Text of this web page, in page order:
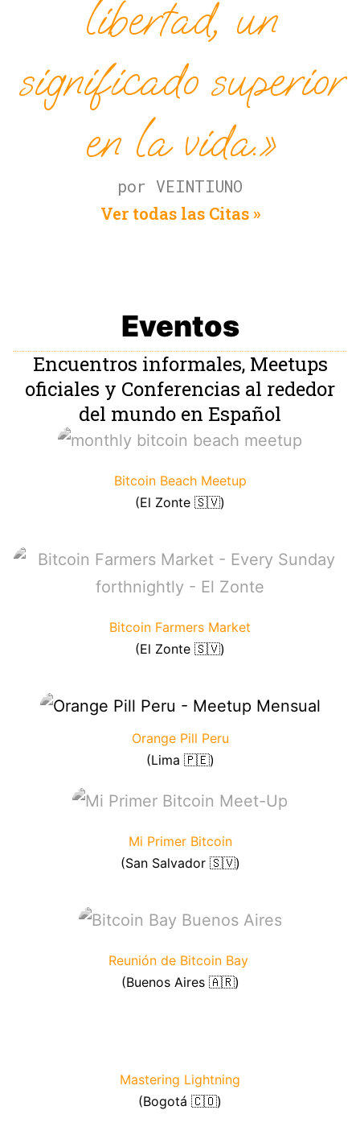
libertad, un
significado superior
en la vida.»
por VEINTIUNO
Ver todas las Citas »
Eventos
Encuentros informales, Meetups
oficiales y Conferencias al rededor
del mundo en Español
Bitcoin Beach Meetup
(El Zonte 🇸🇻)
Bitcoin Farmers Market
(El Zonte 🇸🇻)
Orange Pill Peru
(Lima 🇵🇪)
Mi Primer Bitcoin
(San Salvador 🇸🇻)
Reunión de Bitcoin Bay
(Buenos Aires 🇦🇷)
Mastering Lightning
(Bogotá 🇨🇴)